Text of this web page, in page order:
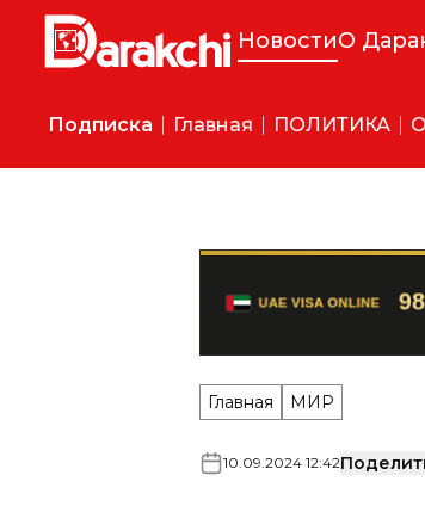
НовостиО
Подписка Главная ПОЛИТИКА
Главная МИР
10.09.2024 12:42
ФБР
нового